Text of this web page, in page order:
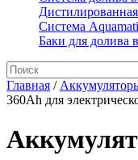
Система
Баки для долива
Главная /
360Ah для